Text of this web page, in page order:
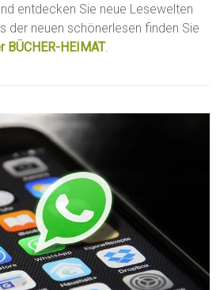
entdecken Sie neue Lesewelten
der neuen schönerlesen finden Sie
BÜCHER-HEIMAT.